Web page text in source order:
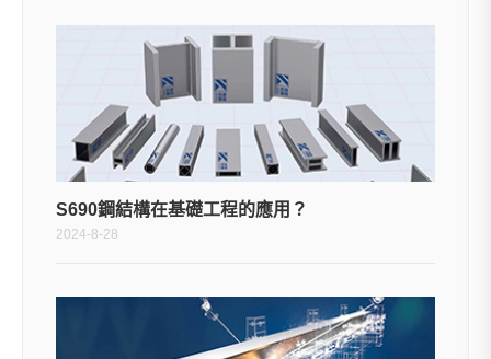
S690鋼結構在基礎工程的應用？
2024-8-28